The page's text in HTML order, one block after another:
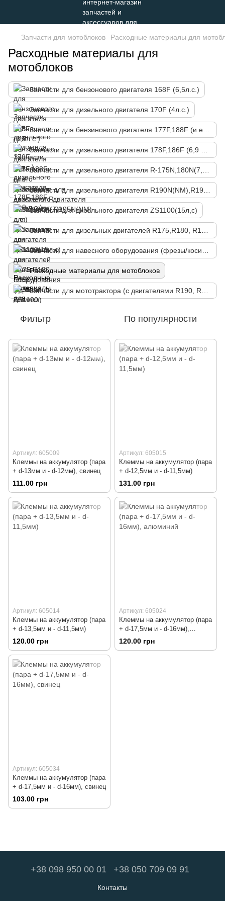
Запчасти для мотоблоков Расходные материалы для
Расходные материалы для
мотоблоков
Запчасти для бензонового двигателя 168F (6,5л.с.)
Запчасти для дизельного двигателя 170F (4л.с.)
Запчасти для дизельного двигателя ZS1100(15л,с)
Расходные материалы для мотоблоков
Фильтр По популярности
Артикул: 605009
Клеммы на аккумулятор (пара
+ d-13мм и - d-12мм), свинец
111.00 грн
Артикул: 605015
Клеммы на аккумулятор (пара
+ d-12,5мм и - d-11,5мм)
131.00 грн
Артикул: 605014
Клеммы на аккумулятор (пара
+ d-13,5мм и - d-11,5мм)
120.00 грн
Артикул: 605024
Клеммы на аккумулятор (пара
+ d-17,5мм и - d-16мм),
алюминий
120.00 грн
Артикул: 605034
Клеммы на аккумулятор (пара
+ d-17,5мм и - d-16мм), свинец
103.00 грн
+38 098 950 00 01 +38 050 709 09 91
Контакты